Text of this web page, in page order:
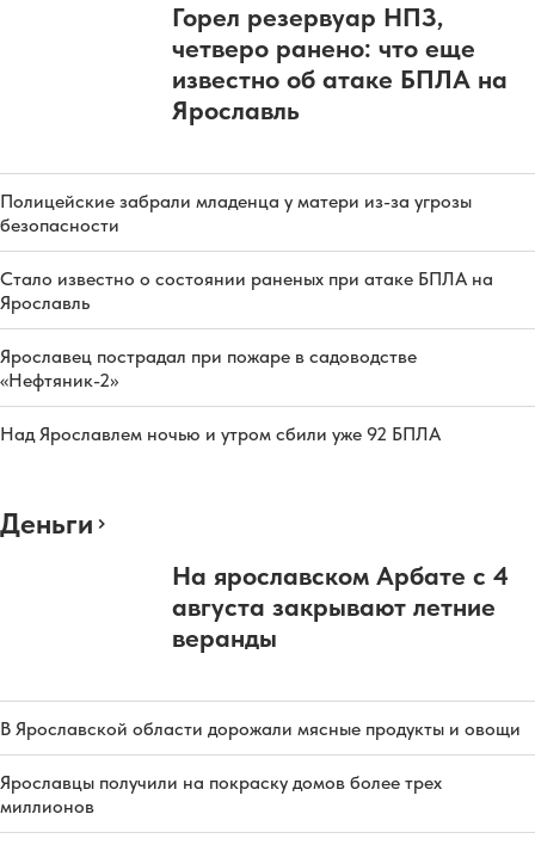
Горел резервуар НПЗ,
четверо ранено: что еще
известно об атаке БПЛА на
Ярославль
Полицейские забрали младенца у матери из-за угрозы
безопасности
Стало известно о состоянии раненых при атаке БПЛА на
Ярославль
Ярославец пострадал при пожаре в садоводстве
«Нефтяник-2»
Над Ярославлем ночью и утром сбили уже 92 БПЛА
Деньги
На ярославском Арбате с 4
августа закрывают летние
веранды
В Ярославской области дорожали мясные продукты и овощи
Ярославцы получили на покраску домов более трех
миллионов